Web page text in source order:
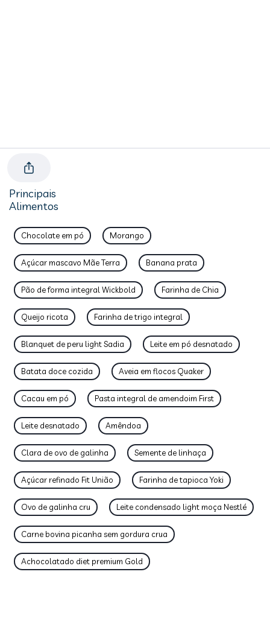
Principais
Alimentos
Chocolate em pó Morango
Açúcar mascavo Mãe Terra Banana prata
Pão de forma integral Wickbold Farinha de Chia
Queijo ricota Farinha de trigo integral
Blanquet de peru light Sadia Leite em pó desnatado
Batata doce cozida Aveia em flocos Quaker
Cacau em pó Pasta integral de amendoim First
Leite desnatado Amêndoa
Clara de ovo de galinha Semente de linhaça
Açúcar refinado Fit União Farinha de tapioca Yoki
Ovo de galinha cru Leite condensado light moça Nestlé
Carne bovina picanha sem gordura crua
Achocolatado diet premium Gold